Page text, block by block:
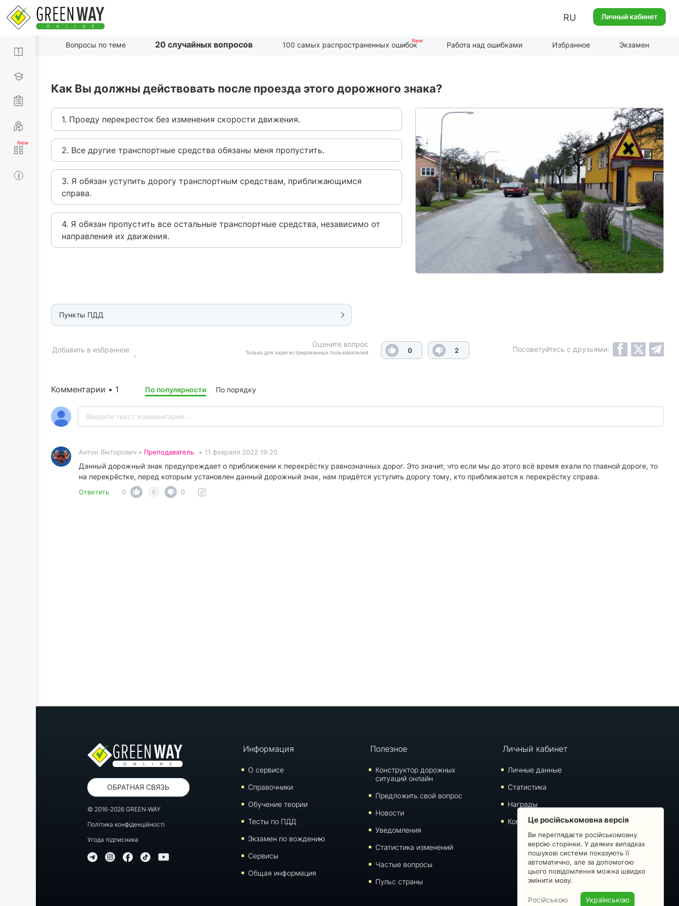
RU Личный кабинет
Вопросы по теме 20 случайных вопросов 100 самых распространенных ошибок Работа над ошибками Избранное Экзамен
Как Вы должны действовать после проезда этого дорожного знака?
1. Проеду перекресток без изменения скорости движения.
2. Все другие транспортные средства обязаны меня пропустить.
3. Я обязан уступить дорогу транспортным средствам, приближающимся
справа.
4. Я обязан пропустить все остальные транспортные средства, независимо от
направления их движения.
Пункты ПДД
Оцените вопрос
Только для зарегистрированных пользователей 0 2
Добавить в избранное Посоветуйтесь с друзьями:
Комментарии • 1 По популярности По порядку
Антон Вікторович • Преподаватель • 11 февраля 2022 19:20
Данный дорожный знак предупреждает о приближении к перекрёстку равнозначных дорог. Это значит, что если мы до этого всё время ехали по главной дороге, то
на перекрёстке, перед которым установлен данный дорожный знак, нам придётся уступить дорогу тому, кто приближается к перекрёстку справа.
Ответить 0 0 0
ОБРАТНАЯ СВЯЗЬ
© 2016-2026 GREEN-WAY
Політика конфіденційності
Угода підписника
Информация
О сервисе
Справочники
Обучение теории
Тесты по ПДД
Экзамен по вождению
Сервисы
Общая информация
Полезное
Конструктор дорожных
ситуаций онлайн
Предложить свой вопрос
Новости
Уведомления
Статистика изменений
Частые вопросы
Пульс страны
Личный кабинет
Личные данные
Статистика
Награды
Комментарии
Це російськомовна версія
Ви переглядаєте російськомовну
версію сторінки. У деяких випадках
пошукові системи показують її
автоматично, але за допомогою
цього повідомлення можна швидко
змінити мову.
Російською Українською